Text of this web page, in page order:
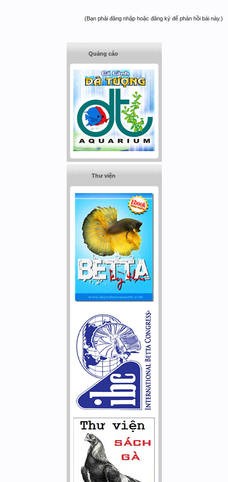
(Bạn phải đăng nhập hoặc đăng ký để phản hồi bài này.)
Quảng cáo
Thư viện